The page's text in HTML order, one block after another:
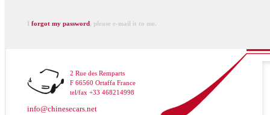
I forgot my password, please e-mail it to me.
2 Rue des Remparts
F 66560 Ortaffa France
tel/fax +33 468214998
info@chinesecars.net